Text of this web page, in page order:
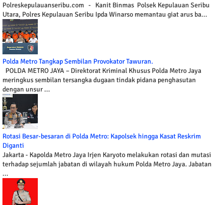
Polreskepulauanseribu.com - Kanit Binmas Polsek Kepulauan Seribu
Utara, Polres Kepulauan Seribu Ipda Winarso memantau giat arus ba...
Polda Metro Tangkap Sembilan Provokator Tawuran.
POLDA METRO JAYA – Direktorat Kriminal Khusus Polda Metro Jaya
meringkus sembilan tersangka dugaan tindak pidana penghasutan
dengan unsur ...
Rotasi Besar-besaran di Polda Metro: Kapolsek hingga Kasat Reskrim
Diganti
Jakarta - Kapolda Metro Jaya Irjen Karyoto melakukan rotasi dan mutasi
terhadap sejumlah jabatan di wilayah hukum Polda Metro Jaya. Jabatan
...